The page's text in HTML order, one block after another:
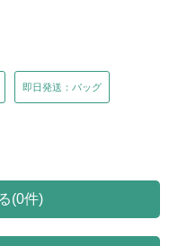
即日発送：バッグ
(0件)